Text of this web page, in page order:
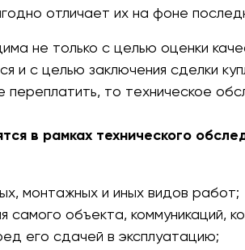
отличает их на фоне
не только с целью оценки
и с целью заключения сделки
переплатить, то техническое
в рамках технического
монтажных и иных видов работ;
самого объекта, коммуникаций,
его сдачей в эксплуатацию;